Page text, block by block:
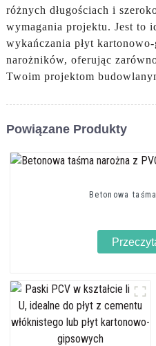
różnych długościach i
wymagania projektu. Jest to
wykańczania płyt
narożników, oferując
Twoim projektom
Powiązane Produkty
Betonowa